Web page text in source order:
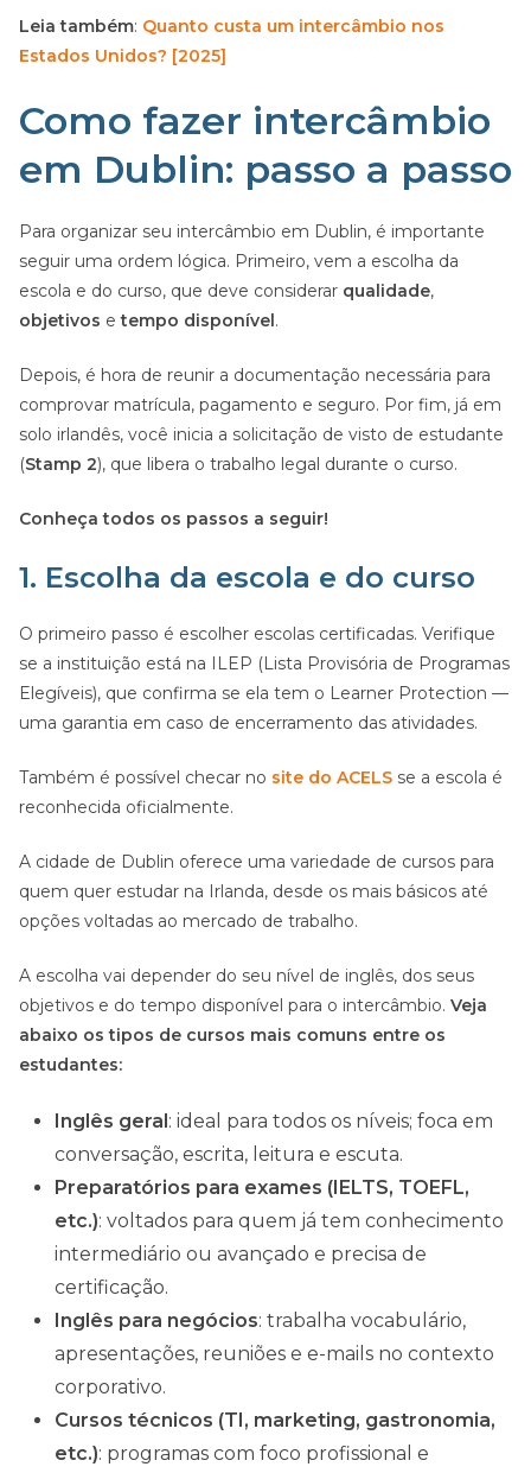
Leia também: Quanto custa um intercâmbio nos
Estados Unidos? [2025]
Como fazer intercâmbio
em Dublin: passo a passo
Para organizar seu intercâmbio em Dublin, é importante
seguir uma ordem lógica. Primeiro, vem a escolha da
escola e do curso, que deve considerar qualidade,
objetivos etempo disponível.
Depois, é hora de reunir a documentação necessária para
comprovar matrícula, pagamento e seguro. Por fim, já em
solo irlandês, você inicia a solicitação de visto de estudante
(Stamp 2), que libera o trabalho legal durante o curso.
Conheça todos os passos a seguir!
1. Escolha da escola e do curso
O primeiro passo é escolher escolas certificadas. Verifique
se a instituição está na ILEP (Lista Provisória de Programas
Elegíveis), que confirma se ela tem o Learner Protection —
uma garantia em caso de encerramento das atividades.
Também é possível checar no site do ACELS se a escola é
reconhecida oficialmente.
A cidade de Dublin oferece uma variedade de cursos para
quem quer estudar na Irlanda, desde os mais básicos até
opções voltadas ao mercado de trabalho.
A escolha vai depender do seu nível de inglês, dos seus
objetivos e do tempo disponível para o intercâmbio. Veja
abaixo os tipos de cursos mais comuns entre os
estudantes:
Inglês geral: ideal para todos os níveis; foca em
conversação, escrita, leitura e escuta.
Preparatórios para exames (IELTS, TOEFL,
etc.): voltados para quem já tem conhecimento
intermediário ou avançado e precisa de
certificação.
Inglês para negócios: trabalha vocabulário,
apresentações, reuniões e e-mails no contexto
corporativo.
Cursos técnicos (TI, marketing, gastronomia,
etc.): programas com foco profissional e